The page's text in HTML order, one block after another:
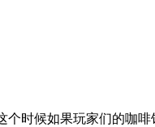
时候如果玩家们的咖啡